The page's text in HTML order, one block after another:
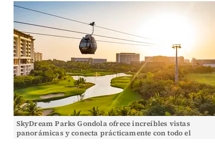
SkyDream Parks Gondola ofrece increíbles vistas
panorámicas y conecta prácticamente con todo el